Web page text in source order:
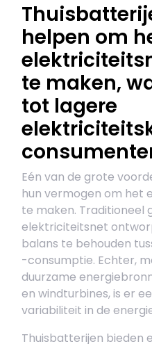
helpen om
te maken,
tot lagere
Eén van de grote
hun vermogen om het
te maken. Traditioneel
elektriciteitsnet
balans te behouden
-consumptie. Echter,
duurzame
en windturbines, is er
variabiliteit in de
Thuisbatterijen bieden